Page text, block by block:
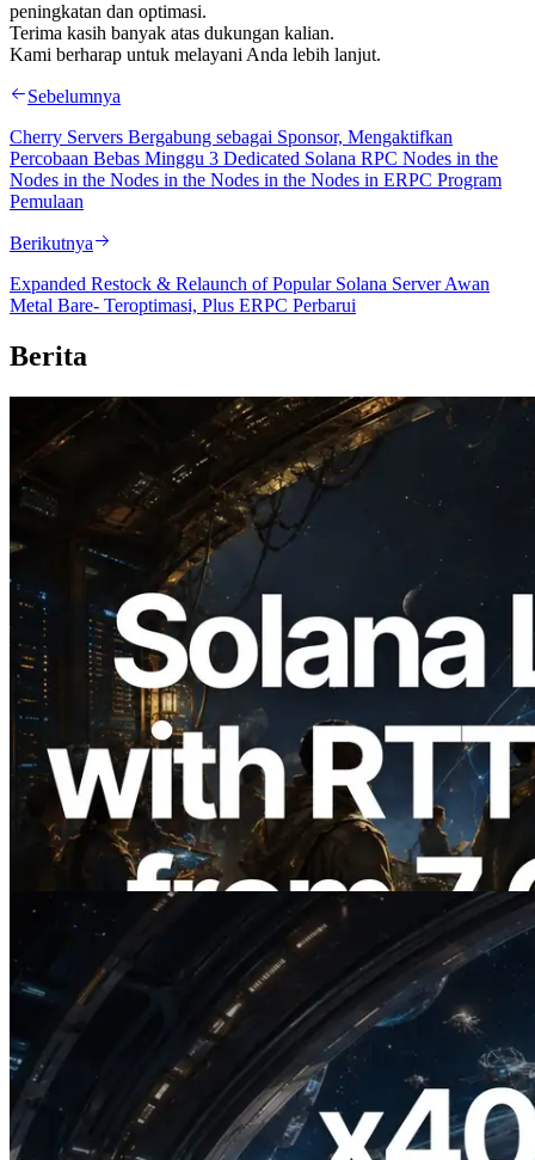
peningkatan dan optimasi.
Terima kasih banyak atas dukungan kalian.
Kami berharap untuk melayani Anda lebih lanjut.
Sebelumnya
Cherry Servers Bergabung sebagai Sponsor, Mengaktifkan
Percobaan Bebas Minggu 3 Dedicated Solana RPC Nodes in the
Nodes in the Nodes in the Nodes in the Nodes in ERPC Program
Pemulaan
Berikutnya
Expanded Restock & Relaunch of Popular Solana Server Awan
Metal Bare- Teroptimasi, Plus ERPC Perbarui
Berita
2026.08.05
ERPC Memperluas Solana Leader Slot
API dengan Pengukuran Ping dari 7
Region Global — Validators Information
API Juga Diluncurkan